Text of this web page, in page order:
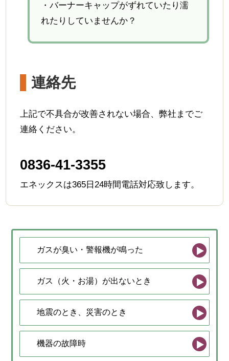
募集要項
・バーナーキャップがずれていたり濡
れたりしていませんか？
連絡先
上記で不具合が改善されない場合、弊社までご
連絡ください。
0836-41-3355
エネックスは365日24時間電話対応致します。
ガスが臭い・警報機が鳴った
ガス（火・お湯）が出ないとき
地震のとき、災害のとき
機器の故障時